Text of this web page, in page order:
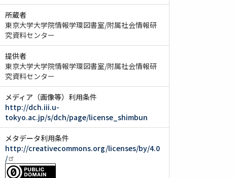
所蔵者
東京大学大学院情報学環図書室/附属社会情報研
究資料センター
提供者
東京大学大学院情報学環図書室/附属社会情報研
究資料センター
メディア（画像等）利用条件
http://dch.iii.u-
tokyo.ac.jp/s/dch/page/license_shimbun
メタデータ利用条件
http://creativecommons.org/licenses/by/4.0
/